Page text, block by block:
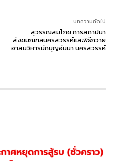
บทความถัดไป
สุวรรณสมโภช การสถาปนา
สังฆมณฑลนครสวรรค์และพิธีถวาย
อาสนวิหารนักบุญอันนา นครสวรรค์